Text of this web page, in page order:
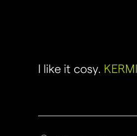
I like it cosy. KERMI